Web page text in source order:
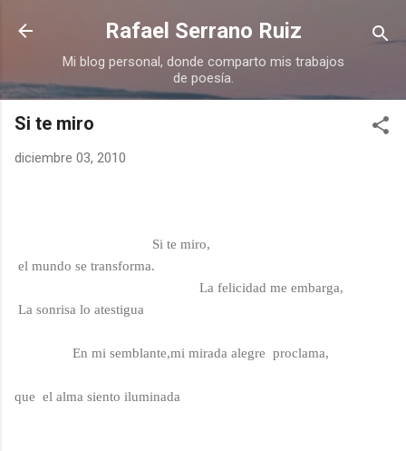
Ir al contenido principal
Rafael Serrano Ruiz
Mi blog personal, donde comparto mis trabajos
de poesía.
Si te miro
diciembre 03, 2010
Si te miro,
el mundo se transforma.
La felicidad me embarga,
La sonrisa lo atestigua
En mi semblante,mi mirada alegre proclama,
que el alma siento iluminada